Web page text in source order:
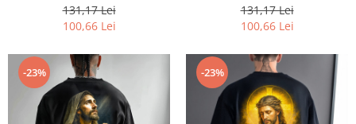
131,17 Lei
100,66 Lei
131,17 Lei
100,66 Lei
-23% -23%